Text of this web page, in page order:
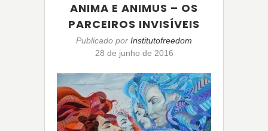
ANIMA E ANIMUS – OS
PARCEIROS INVISÍVEIS
Publicado por Institutofreedom
28 de junho de 2016